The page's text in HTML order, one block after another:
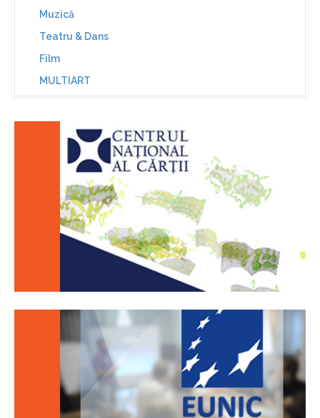
Muzică
Teatru & Dans
Film
MULTIART